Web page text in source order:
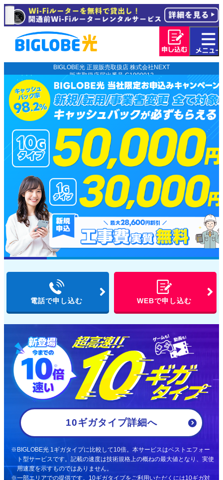
BIGLOBE光 正規販売取扱店 株式会社NEXT
販売取扱店届出番号 C1900012
電話で申し込む WEBで申し込む
10ギガタイプ詳細へ
BIGLOBE光 1ギガタイプに比較して10倍。本サービスはベストエフォー
ト型サービスです。記載の速度は技術規格上の概ねの最大値となり、実使
用速度を示すものではありません。
一部エリアでの提供です。10ギガタイプをご利用いただくには10ギガ対